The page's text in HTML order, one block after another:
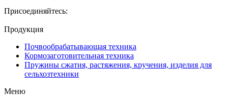
Присоединяйтесь:
Продукция
Почвообрабатывающая техника
Кормозаготовительная техника
Пружины сжатия, растяжения, кручения, изделия для
сельхозтехники
Меню